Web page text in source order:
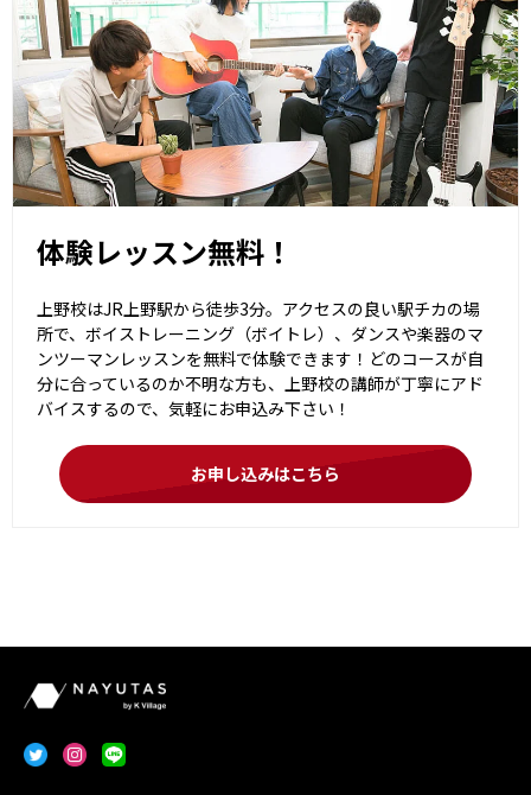
体験レッスン無料！
上野校はJR上野駅から徒歩3分。アクセスの良い駅チカの場
所で、ボイストレーニング（ボイトレ）、ダンスや楽器のマ
ンツーマンレッスンを無料で体験できます！どのコースが自
分に合っているのか不明な方も、上野校の講師が丁寧にアド
バイスするので、気軽にお申込み下さい！
お申し込みはこちら